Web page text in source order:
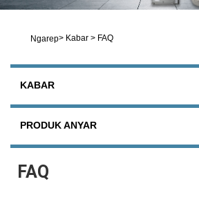
Ngarep> Kabar > FAQ
KABAR
PRODUK ANYAR
FAQ